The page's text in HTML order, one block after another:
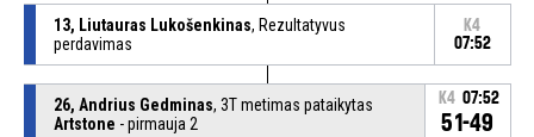
13, Liutauras Lukošenkinas, Rezultatyvus
perdavimas
K4
07:52
26, Andrius Gedminas, 3T metimas pataikytas
Artstone - pirmauja 2
K4 07:52
51-49